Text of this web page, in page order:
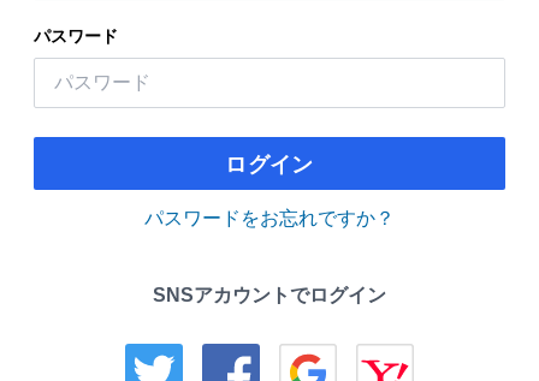
パスワード
ログイン
パスワードをお忘れですか？
SNSアカウントでログイン